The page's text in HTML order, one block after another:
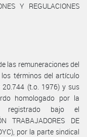
Y REGULACIONES
las remuneraciones del
términos del artículo
(t.o. 1976) y sus
homologado por la
y registrado bajo el
DE
por la parte sindical